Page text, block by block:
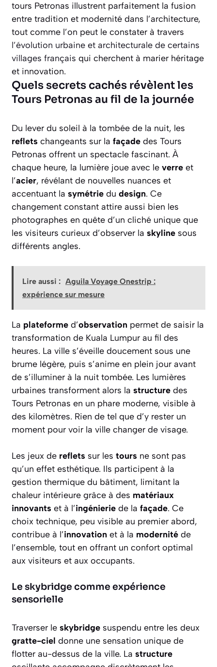
tours Petronas illustrent parfaitement la fusion
entre tradition et modernité dans l’architecture,
tout comme l’on peut le constater à travers
l’évolution urbaine et architecturale de certains
villages français qui cherchent à marier héritage
et innovation.
Quels secrets cachés révèlent les
Tours Petronas au fil de la journée
Du lever du soleil à la tombée de la nuit, les
reflets changeants sur la façade des Tours
Petronas offrent un spectacle fascinant. À
chaque heure, la lumière joue avec le verre et
l’acier, révélant de nouvelles nuances et
accentuant la symétrie du design. Ce
changement constant attire aussi bien les
photographes en quête d’un cliché unique que
les visiteurs curieux d’observer la skyline sous
différents angles.
Lire aussi : Aguila Voyage Onestrip :
expérience sur mesure
La plateforme d’observation permet de saisir la
transformation de Kuala Lumpur au fil des
heures. La ville s’éveille doucement sous une
brume légère, puis s’anime en plein jour avant
de s’illuminer à la nuit tombée. Les lumières
urbaines transforment alors la structure des
Tours Petronas en un phare moderne, visible à
des kilomètres. Rien de tel que d’y rester un
moment pour voir la ville changer de visage.
Les jeux de reflets sur les tours ne sont pas
qu’un effet esthétique. Ils participent à la
gestion thermique du bâtiment, limitant la
chaleur intérieure grâce à des matériaux
innovants et à l’ingénierie de la façade. Ce
choix technique, peu visible au premier abord,
contribue à l’innovation et à la modernité de
l’ensemble, tout en offrant un confort optimal
aux visiteurs et aux occupants.
Le skybridge comme expérience
sensorielle
Traverser le skybridge suspendu entre les deux
gratte-ciel donne une sensation unique de
flotter au-dessus de la ville. La structure